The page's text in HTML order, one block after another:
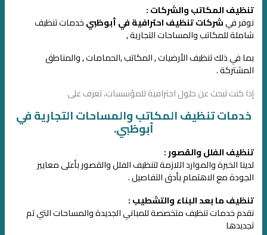
تنظيف المكاتب والشركات :
نوفر فيشركات تنظيف احترافية في أبوظبيخدمات تنظيف
شاملة للمكاتب والمساحات التجارية ,
بما في ذلك تنظيف الأرضيات , المكاتب ,الحمامات , والمناطق
المشتركة .
إذا كنت تبحث عن حلول احترافية للمؤسسات، تعرف على
خدمات تنظيف المكاتب والمساحات التجارية في
أبوظبي.
تنظيف الفلل والقصور :
لدينا الخبرة والموارد اللازمة لتنظيف الفلل والقصور بأعلى معايير
الجودة مع الاهتمام بأدق التفاصيل .
تنظيف ما بعد البناء والتشطيب :
نقدم خدمات تنظيف متخصصة للمباني الجديدة والمساحات التي تم
تجديدها